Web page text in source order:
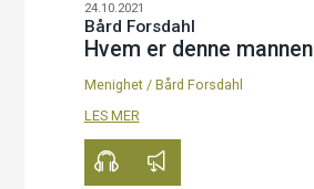
24.10.2021
Bård Forsdahl
Hvem er denne
Menighet/ Bård Forsdahl
LES MER